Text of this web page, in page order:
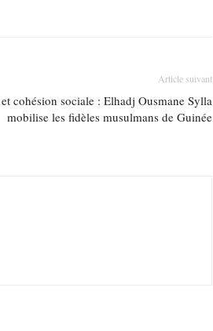
Article suivant
cohésion sociale : Elhadj Ousmane Sylla
mobilise les fidèles musulmans de Guinée